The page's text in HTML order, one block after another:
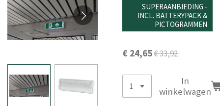
SUPERAANBIEDING -
INCL. BATTERYPACK &
PICTOGRAMMEN
€ 24,65€ 33,92
In
winkelwagen